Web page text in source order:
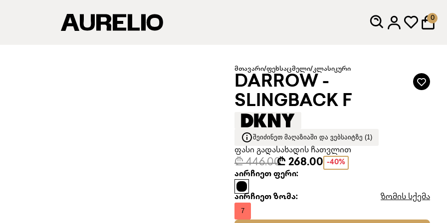
0
მთავარი/ფეხსაცმელი/კლასიკური
DARROW -
SLINGBACK F
ᲨᲔᲘᲫᲘᲜᲔᲗ ᲛᲐᲦᲐᲖᲘᲐᲨᲘ ᲓᲐ ᲕᲔᲑᲡᲐᲘᲢᲖᲔ (1)
ფასი გადასახადის ჩათვლით
₾ 446.00₾ 268.00 -40%
აირჩიეთ ფერი:
აირჩიეთ ზომა: ზომის სქემა
7